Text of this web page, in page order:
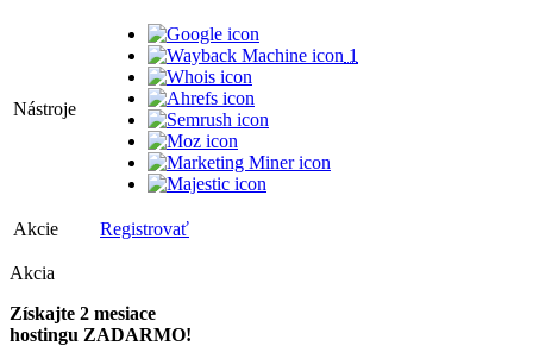
Nástroje
1
Akcie Registrovať
Akcia
Získajte 2 mesiace
hostingu ZADARMO!